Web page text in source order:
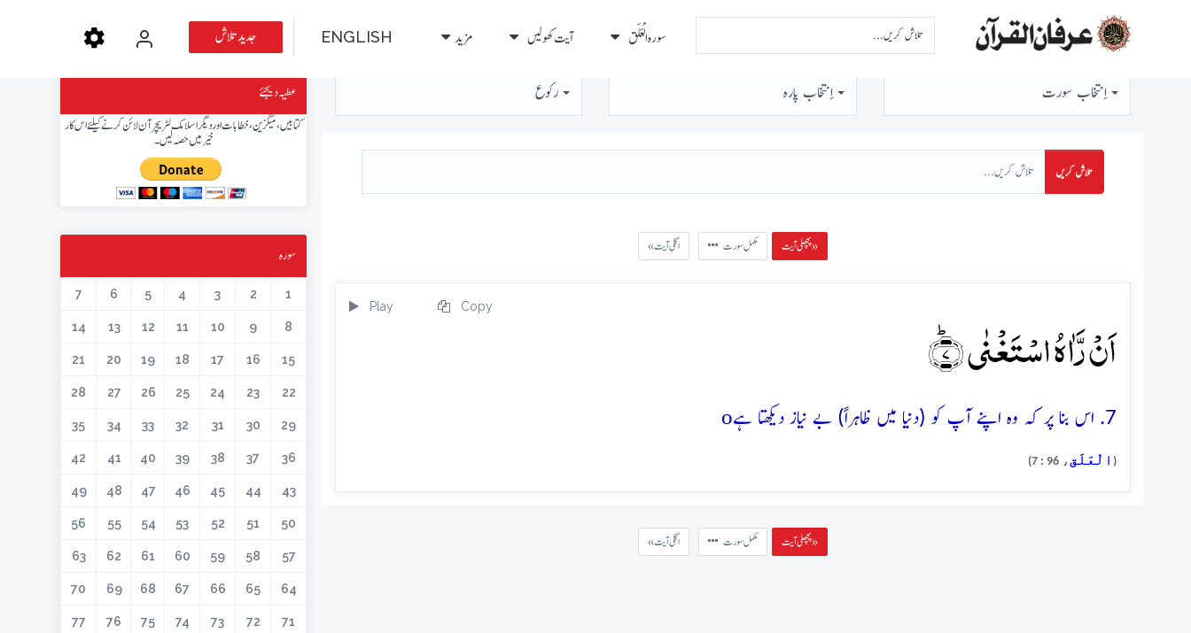
سورہ الْعَلَق آیت کھولیں مزید ENGLISH جدید تلاش
اِنتخاب سورت اِنتخاب پارہ رُكوع
تلاش کریں
پچھلی آیت » مکمل سورت « اگلی آیت
Play Copy
اَنۡ رَّاٰہُ اسۡتَغۡنٰی ﴿ؕ۷﴾
7. اس بنا پر کہ وہ اپنے آپ کو (دنیا میں ظاہراً) بے نیاز دیکھتا ہے o
( الْعَلَق ، 96 : 7)
پچھلی آیت » مکمل سورت « اگلی آیت
عطیہ دیجئے
کتابیں، میگزین، خطابات اور دیگر اسلامک لٹریچر آن لائن کرنے کیلئے اس کار
خیر میں حصہ لیں۔
سورہ
1
2
3
4
5
6
7
8
9
10
11
12
13
14
15
16
17
18
19
20
21
22
23
24
25
26
27
28
29
30
31
32
33
34
35
36
37
38
39
40
41
42
43
44
45
46
47
48
49
50
51
52
53
54
55
56
57
58
59
60
61
62
63
64
65
66
67
68
69
70
71
72
73
74
75
76
77